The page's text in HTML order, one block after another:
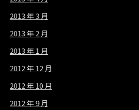
2013 年 3 月
2013 年 2 月
2013 年 1 月
2012 年 12 月
2012 年 10 月
2012 年 9 月